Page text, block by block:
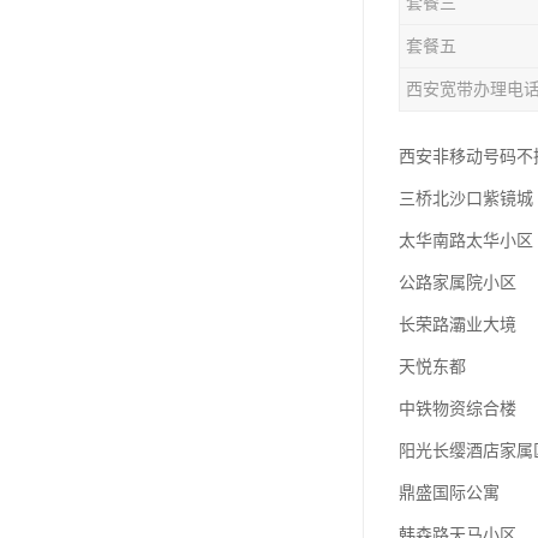
套餐五
西安宽带办理电
西安非移动号码不
三桥北沙口紫镜城
太华南路太华小区
公路家属院小区
长荣路灞业大境
天悦东都
中铁物资综合楼
阳光长缨酒店家属
鼎盛国际公寓